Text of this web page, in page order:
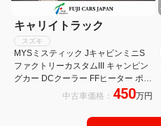
キャリイトラック
スズキ
MYSミスティック JキャビンミニS
ファクトリーカスタムIII キャンピン
グカー DCクーラー FFヒーター ポー
タブル電源 オルタネーターチャージ
中古車価格： 450万円